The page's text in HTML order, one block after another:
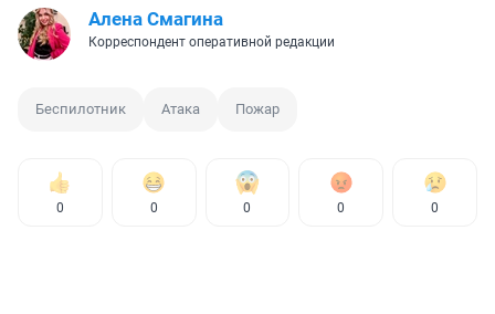
Алена Смагина
Корреспондент оперативной редакции
Беспилотник Атака Пожар
0 0 0 0 0